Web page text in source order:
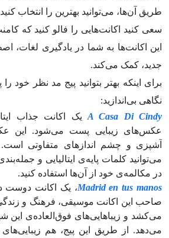
طریق آن‌ها، می‌توانید بهترین را انتخاب
سعی کنید اکانت‌هایی را فالو کنید که
این اکانت‌ها به شما در یادگیری لغات،
جدید، کمک می‌کند.
برای اینکه بهتر بتوانید پیج مد نظر خود را
نگاهی بی‌اندازید:
A Casa Di Cindy یک اکانت جذاب
عکس‌های زیبایی پست می‌شود. این
آشپزی و چشم اندازهای متفاوتی
می‌توانید کلمات پایه‌ی ایتالیایی و
در مکالمه‌ی خود از آن‌ها استفاده کنید.
Madrid en tus manos، یک اکانت دوست
صاحب این اکانت موسیقی، فرهنگ و زندگی
می‌کشد و زیباهایی‌های فوق‌العاده‌ی این
می‌دهد. از طریق این پیج، هم زیبایی‌های